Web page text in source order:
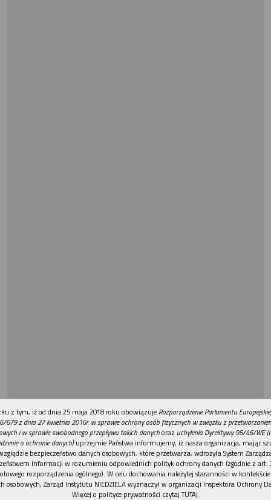
REKLAMA
z tym, iż od dnia 25 maja 2018 roku obowiązuje Rozporządzenie Parlamentu
679 z dnia 27 kwietnia 2016r. w sprawie ochrony osób fizycznych w związku z
i w sprawie swobodnego przepływu takich danychoraz uchylenia Dyrektywy 95/46/WE
o ochronie danych)uprzejmie Państwa informujemy, iż nasza organizacja, mając
bezpieczeństwo danych osobowych, które przetwarza, wdrożyła System
Informacji w rozumieniu odpowiednich polityk ochrony danych (zgodnie z art.
rozporządzenia ogólnego). W celu dochowania należytej staranności w
osobowych, Zarząd Instytutu NIEDZIELA wyznaczył w organizacji Inspektora Ochrony
Więcej o polityce prywatności czytaj TUTAJ.